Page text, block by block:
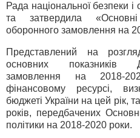
Рада національної безпеки
та затвердила
оборонного замовлення на
Представлений на
основних показників
замовлення на 2018-
фінансовому ресурсі,
бюджеті України на цей рік,
років, передбачених
політики на 2018-2020 роки.